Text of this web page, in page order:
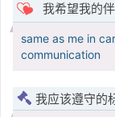
我希望我的
same as me in
communication
我应该遵守的